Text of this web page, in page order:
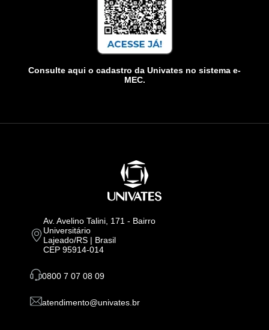
Consulte aqui o cadastro da Univates no sistema e-
MEC.
Av. Avelino Talini, 171 - Bairro
Universitário
Lajeado/RS | Brasil
CEP 95914-014
0800 7 07 08 09
atendimento@univates.br